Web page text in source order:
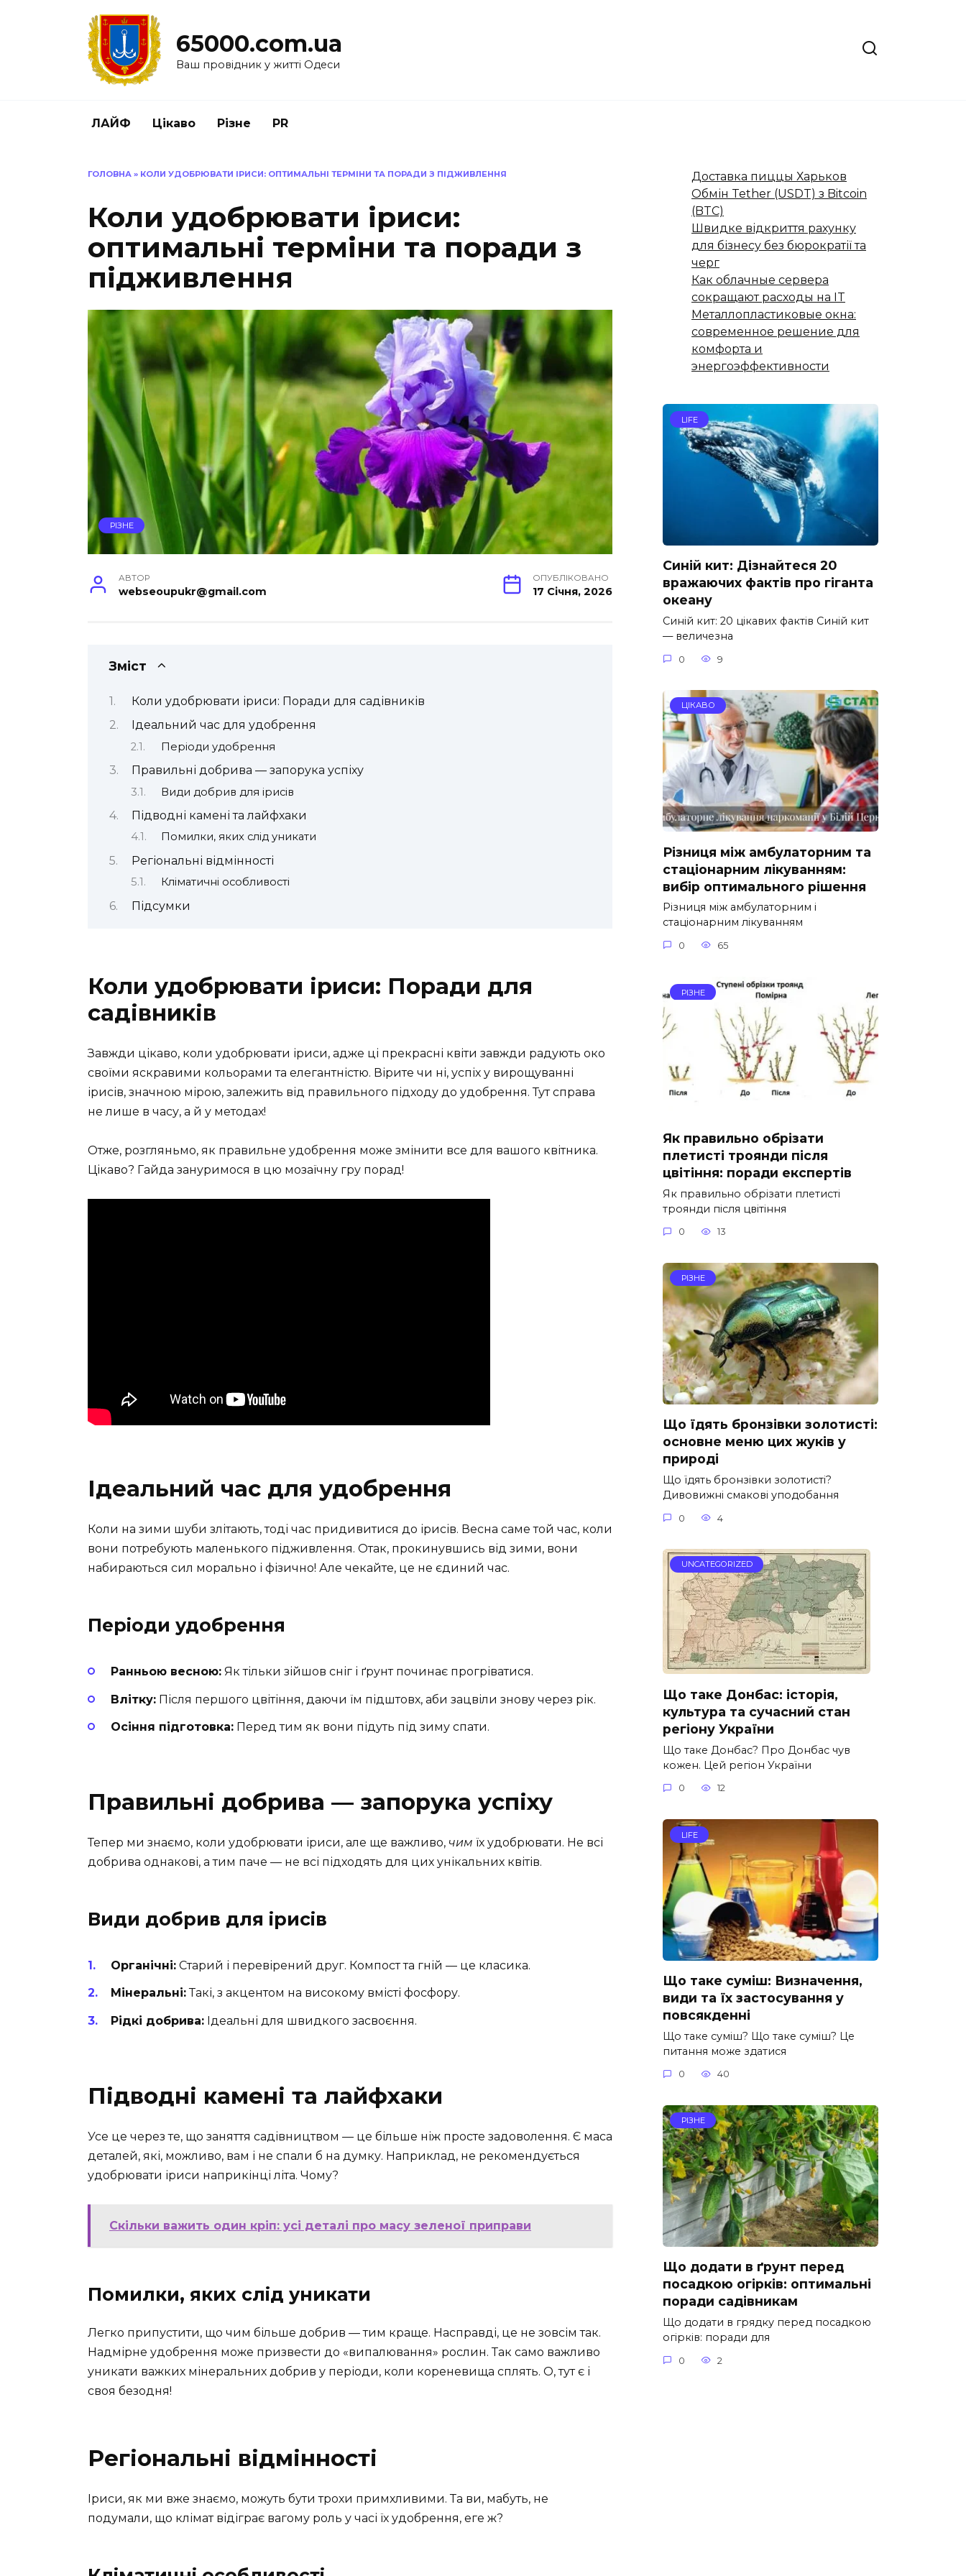
65000.com.ua
Ваш провідник у житті Одеси
ЛАЙФ Цікаво Різне PR
ГОЛОВНА » КОЛИ УДОБРЮВАТИ ІРИСИ: ОПТИМАЛЬНІ ТЕРМІНИ ТА ПОРАДИ З ПІДЖИВЛЕННЯ
Коли удобрювати іриси:
оптимальні терміни та поради з
підживлення
РІЗНЕ
АВТОР
webseoupukr@gmail.com
ОПУБЛІКОВАНО
17 Січня, 2026
Зміст
Коли удобрювати іриси: Поради для садівників
Ідеальний час для удобрення
Періоди удобрення
Правильні добрива — запорука успіху
Види добрив для ірисів
Підводні камені та лайфхаки
Помилки, яких слід уникати
Регіональні відмінності
Кліматичні особливості
Підсумки
Коли удобрювати іриси: Поради для
садівників
Завжди цікаво, коли удобрювати іриси, адже ці прекрасні квіти завжди радують око
своїми яскравими кольорами та елегантністю. Вірите чи ні, успіх у вирощуванні
ірисів, значною мірою, залежить від правильного підходу до удобрення. Тут справа
не лише в часу, а й у методах!
Отже, розгляньмо, як правильне удобрення може змінити все для вашого квітника.
Цікаво? Гайда зануримося в цю мозаїчну гру порад!
Ідеальний час для удобрення
Коли на зими шуби злітають, тоді час придивитися до ірисів. Весна саме той час, коли
вони потребують маленького підживлення. Отак, прокинувшись від зими, вони
набираються сил морально і фізично! Але чекайте, це не єдиний час.
Періоди удобрення
Ранньою весною: Як тільки зійшов сніг і ґрунт починає прогріватися.
Влітку: Після першого цвітіння, даючи їм підштовх, аби зацвіли знову через рік.
Осіння підготовка: Перед тим як вони підуть під зиму спати.
Правильні добрива — запорука успіху
Тепер ми знаємо, коли удобрювати іриси, але ще важливо, чим їх удобрювати. Не всі
добрива однакові, а тим паче — не всі підходять для цих унікальних квітів.
Види добрив для ірисів
Органічні: Старий і перевірений друг. Компост та гній — це класика.
Мінеральні:Такі, з акцентом на високому вмісті фосфору.
Рідкі добрива: Ідеальні для швидкого засвоєння.
Підводні камені та лайфхаки
Усе це через те, що заняття садівництвом — це більше ніж просте задоволення. Є маса
деталей, які, можливо, вам і не спали б на думку. Наприклад, не рекомендується
удобрювати іриси наприкінці літа. Чому?
Скільки важить один кріп: усі деталі про масу зеленої приправи
Помилки, яких слід уникати
Легко припустити, що чим більше добрив — тим краще. Насправді, це не зовсім так.
Надмірне удобрення може призвести до «випалювання» рослин. Так само важливо
уникати важких мінеральних добрив у періоди, коли кореневища сплять. О, тут є і
своя безодня!
Регіональні відмінності
Іриси, як ми вже знаємо, можуть бути трохи примхливими. Та ви, мабуть, не
подумали, що клімат відіграє вагому роль у часі їх удобрення, еге ж?
Доставка пиццы Харьков
Обмін Tether (USDT) з Bitcoin
(BTC)
Швидке відкриття рахунку
для бізнесу без бюрократії та
черг
Как облачные сервера
сокращают расходы на IT
Металлопластиковые окна:
современное решение для
комфорта и
энергоэффективности
LIFE
Синій кит: Дізнайтеся 20
вражаючих фактів про гіганта
океану
Синій кит: 20 цікавих фактів Синій кит
— величезна
0 9
ЦІКАВО
Різниця між амбулаторним та
стаціонарним лікуванням:
вибір оптимального рішення
Різниця між амбулаторним і
стаціонарним лікуванням
0 65
РІЗНЕ
Як правильно обрізати
плетисті троянди після
цвітіння: поради експертів
Як правильно обрізати плетисті
троянди після цвітіння
0 13
РІЗНЕ
Що їдять бронзівки золотисті:
основне меню цих жуків у
природі
Що їдять бронзівки золотисті?
Дивовижні смакові уподобання
0 4
UNCATEGORIZED
Що таке Донбас: історія,
культура та сучасний стан
регіону України
Що таке Донбас? Про Донбас чув
кожен. Цей регіон України
0 12
LIFE
Що таке суміш: Визначення,
види та їх застосування у
повсякденні
Що таке суміш? Що таке суміш? Це
питання може здатися
0 40
РІЗНЕ
Що додати в ґрунт перед
посадкою огірків: оптимальні
поради садівникам
Що додати в грядку перед посадкою
огірків: поради для
0 2